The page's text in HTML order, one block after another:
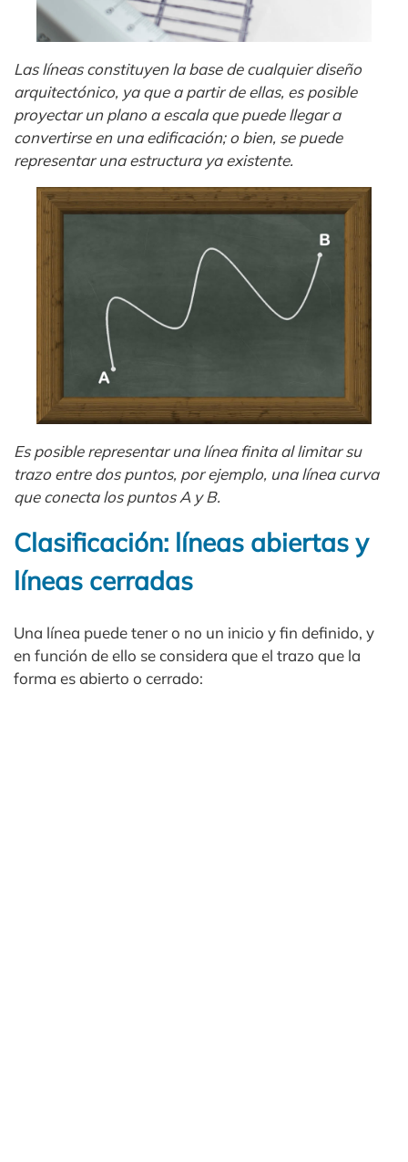
Las líneas constituyen la base de cualquier diseño
arquitectónico, ya que a partir de ellas, es posible
proyectar un plano a escala que puede llegar a
convertirse en una edificación; o bien, se puede
representar una estructura ya existente.
Es posible representar una línea finita al limitar su
trazo entre dos puntos, por ejemplo, una línea curva
que conecta los puntos A y B.
Clasificación: líneas abiertas y
líneas cerradas
Una línea puede tener o no un inicio y fin definido, y
en función de ello se considera que el trazo que la
forma es abierto o cerrado: